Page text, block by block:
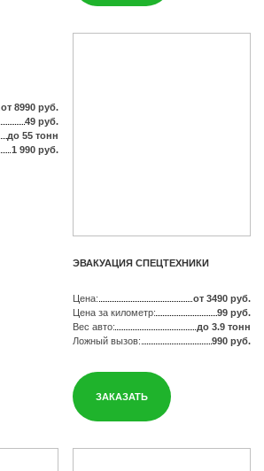
от 8990 руб.
49 руб.
до 55 тонн
1 990 руб.
ЭВАКУАЦИЯ СПЕЦТЕХНИКИ
Цена:
от 3490 руб.
Цена за километр:
99 руб.
Вес авто:
до 3.9 тонн
Ложный вызов:
990 руб.
ЗАКАЗАТЬ